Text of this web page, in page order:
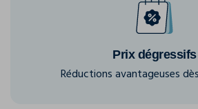
Prix dégressifs
Réductions avantageuses